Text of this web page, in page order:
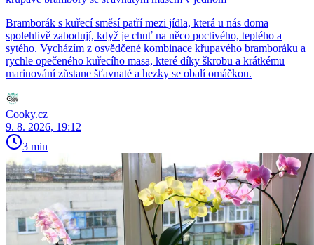
Bramborák s kuřecí směsí patří mezi jídla, která u nás doma
spolehlivě zabodují, když je chuť na něco poctivého, teplého a
sytého. Vycházím z osvědčené kombinace křupavého bramboráku a
rychle opečeného kuřecího masa, které díky škrobu a krátkému
marinování zůstane šťavnaté a hezky se obalí omáčkou.
Cooky.cz
9. 8. 2026, 19:12
3 min